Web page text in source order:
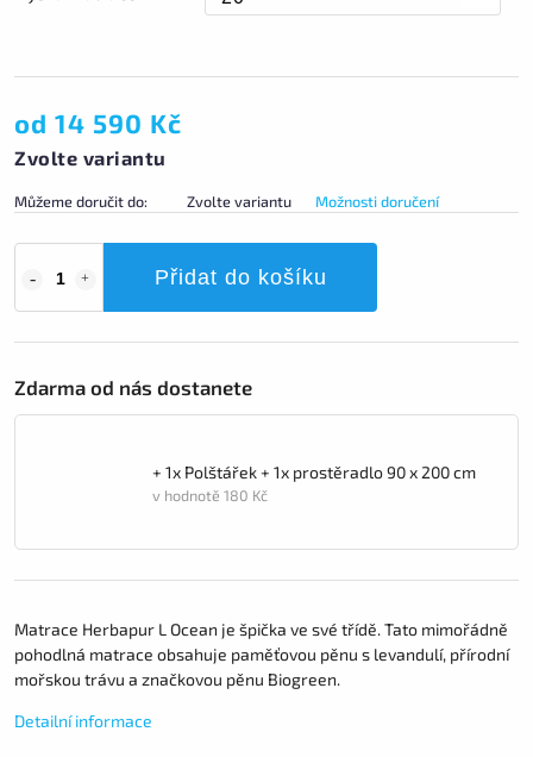
od 14 590 Kč
Zvolte variantu
Můžeme doručit do: Zvolte variantu Možnosti doručení
Přidat do košíku
Zdarma od nás dostanete
+ 1x Polštářek + 1x prostěradlo 90 x 200 cm
v hodnotě 180 Kč
Matrace Herbapur L Ocean je špička ve své třídě. Tato mimořádně
pohodlná matrace obsahuje paměťovou pěnu s levandulí, přírodní
mořskou trávu a značkovou pěnu Biogreen.
Detailní informace